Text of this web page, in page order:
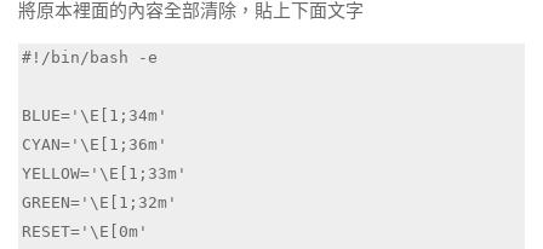
將原本裡面的內容全部清除，貼上下面文字
#!/bin/bash -e
BLUE='\E[1;34m'
CYAN='\E[1;36m'
YELLOW='\E[1;33m'
GREEN='\E[1;32m'
RESET='\E[0m'